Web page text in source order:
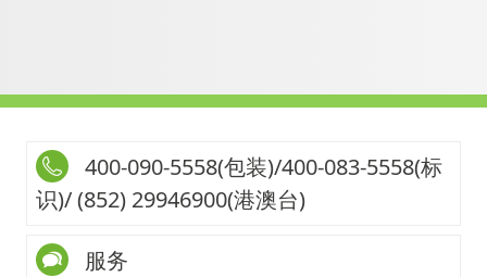
400-090-5558(包装)/400-083-5558(标
识)/ (852) 29946900(港澳台)
服务